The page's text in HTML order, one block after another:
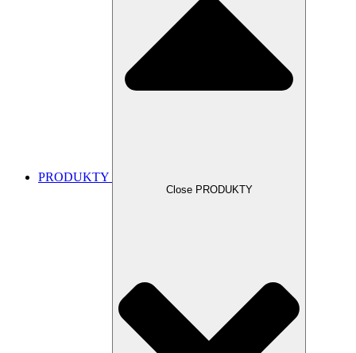
PRODUKTY
Close PRODUKTY